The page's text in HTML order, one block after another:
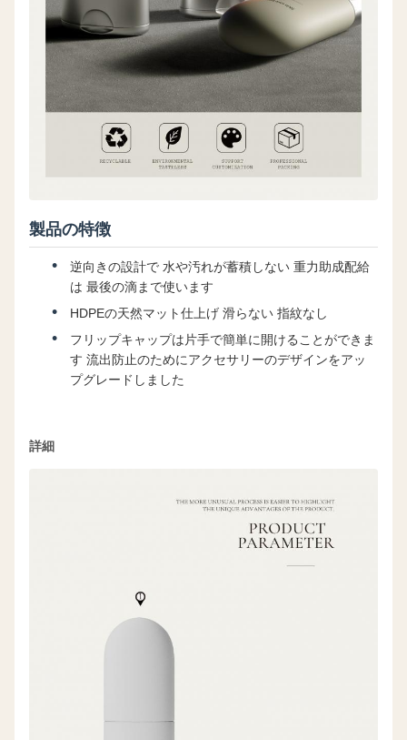
製品の特徴
逆向きの設計で 水や汚れが蓄積しない 重力助成配給
は 最後の滴まで使います
HDPEの天然マット仕上げ 滑らない 指紋なし
フリップキャップは片手で簡単に開けることができま
す 流出防止のためにアクセサリーのデザインをアッ
プグレードしました
詳細